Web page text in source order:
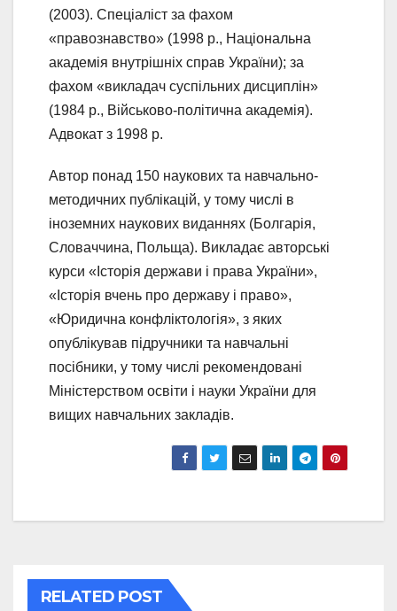
(2003). Спеціаліст за фахом
«правознавство» (1998 р., Національна
академія внутрішніх справ України); за
фахом «викладач суспільних дисциплін»
(1984 р., Військово-політична академія).
Адвокат з 1998 р.
Автор понад 150 наукових та навчально-
методичних публікацій, у тому числі в
іноземних наукових виданнях (Болгарія,
Словаччина, Польща). Викладає авторські
курси «Історія держави і права України»,
«Історія вчень про державу і право»,
«Юридична конфліктологія», з яких
опублікував підручники та навчальні
посібники, у тому числі рекомендовані
Міністерством освіти і науки України для
вищих навчальних закладів.
RELATED POST